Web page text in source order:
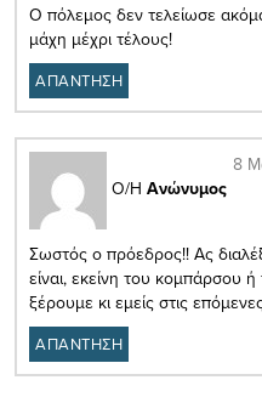
Ο πόλεμος δεν τελείωσε
μάχη μέχρι τέλους!
ΑΠΑΝΤΗΣΗ
Ο/Η Ανώνυμος
8
Σωστός ο πρόεδρος!! Ας
είναι, εκείνη του κομπάρσου
ξέρουμε κι εμείς στις
ΑΠΑΝΤΗΣΗ